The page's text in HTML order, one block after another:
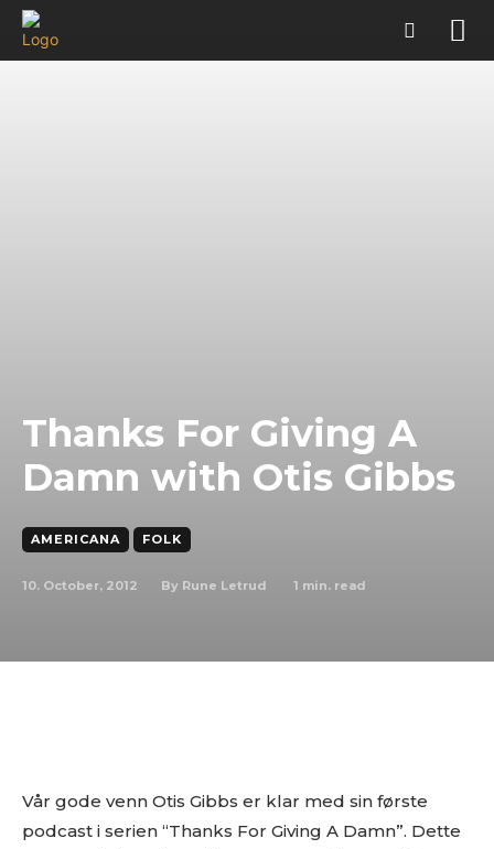
Thanks For Giving A
Damn with Otis Gibbs
AMERICANA FOLK
10. October, 2012 By Rune Letrud 1 min. read
Vår gode venn Otis Gibbs er klar med sin første
podcast i serien “Thanks For Giving A Damn”. Dette